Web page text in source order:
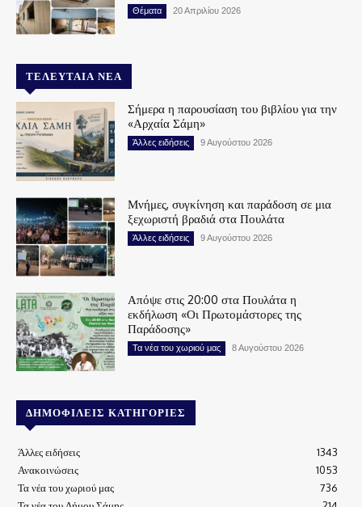
Θέματα 20 Απριλίου 2026
ΤΕΛΕΥΤΑΊΑ ΝΈΑ
Σήμερα η παρουσίαση του βιβλίου για την
«Αρχαία Σάμη»
Άλλες ειδήσεις 9 Αυγούστου 2026
Μνήμες, συγκίνηση και παράδοση σε μια
ξεχωριστή βραδιά στα Πουλάτα
Άλλες ειδήσεις 9 Αυγούστου 2026
Απόψε στις 20:00 στα Πουλάτα η
εκδήλωση «Οι Πρωτομάστορες της
Παράδοσης»
Τα νέα του χωριού μας 8 Αυγούστου 2026
ΔΗΜΟΦΙΛΕΊΣ ΚΑΤΗΓΟΡΊΕΣ
Άλλες ειδήσεις
1343
Ανακοινώσεις
1053
Τα νέα του χωριού μας
736